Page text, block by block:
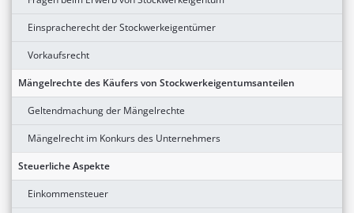
Einspracherecht der Stockwerkeigentümer
Vorkaufsrecht
Mängelrechte des Käufers von Stockwerkeigentumsanteilen
Geltendmachung der Mängelrechte
Mängelrecht im Konkurs des Unternehmers
Steuerliche Aspekte
Einkommensteuer